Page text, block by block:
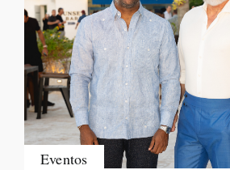
Eventos